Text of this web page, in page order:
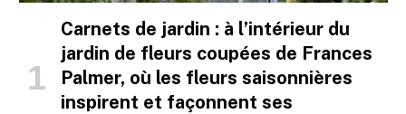
Carnets de jardin : à l’intérieur du
jardin de fleurs coupées de Frances
Palmer, où les fleurs saisonnières
inspirent et façonnent ses